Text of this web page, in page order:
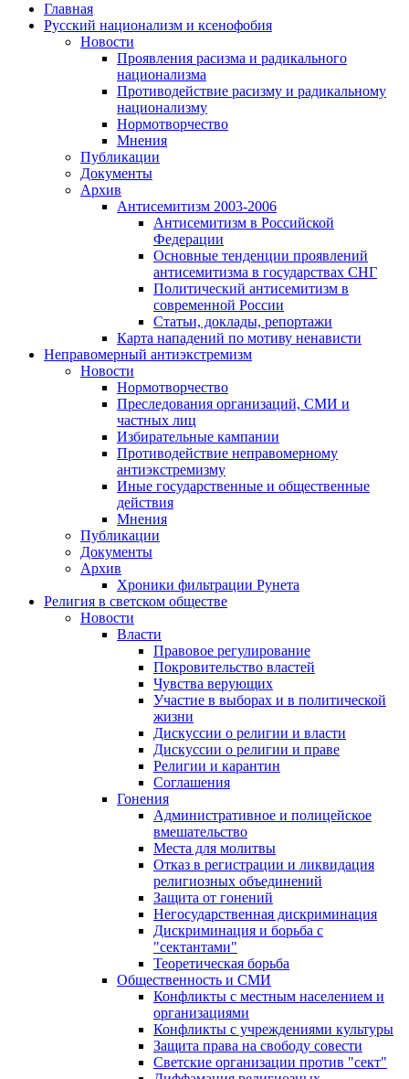
Главная
Русский национализм и ксенофобия
Новости
Проявления расизма и радикального
национализма
Противодействие расизму и радикальному
национализму
Нормотворчество
Мнения
Публикации
Документы
Архив
Антисемитизм 2003-2006
Антисемитизм в Российской
Федерации
Основные тенденции проявлений
антисемитизма в государствах СНГ
Политический антисемитизм в
современной России
Статьи, доклады, репортажи
Карта нападений по мотиву ненависти
Неправомерный антиэкстремизм
Новости
Нормотворчество
Преследования организаций, СМИ и
частных лиц
Избирательные кампании
Противодействие неправомерному
антиэкстремизму
Иные государственные и общественные
действия
Мнения
Публикации
Документы
Архив
Хроники фильтрации Рунета
Религия в светском обществе
Новости
Власти
Правовое регулирование
Покровительство властей
Чувства верующих
Участие в выборах и в политической
жизни
Дискуссии о религии и власти
Дискуссии о религии и праве
Религии и карантин
Соглашения
Гонения
Административное и полицейское
вмешательство
Места для молитвы
Отказ в регистрации и ликвидация
религиозных объединений
Защита от гонений
Негосударственная дискриминация
Дискриминация и борьба с
"сектантами"
Теоретическая борьба
Общественность и СМИ
Конфликты с местным населением и
организациями
Конфликты с учреждениями культуры
Защита права на свободу совести
Светские организации против "сект"